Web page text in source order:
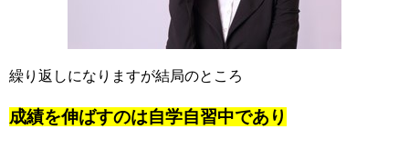
繰り返しになりますが結局のところ
成績を伸ばすのは自学自習中であり